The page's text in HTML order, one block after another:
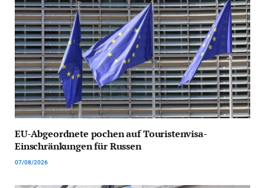
EU-Abgeordnete pochen auf Touristenvisa-
Einschränkungen für Russen
07/08/2026